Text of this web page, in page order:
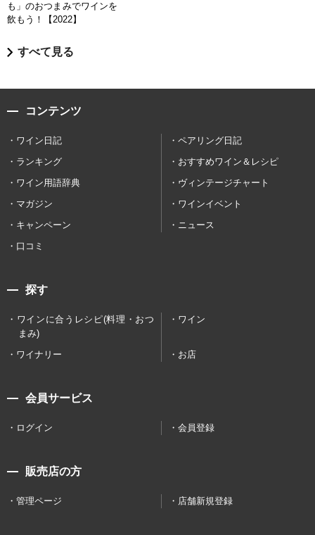
も」のおつまみでワインを
飲もう！【2022】
すべて見る
コンテンツ
ワイン日記
ペアリング日記
ランキング
おすすめワイン＆レシピ
ワイン用語辞典
ヴィンテージチャート
マガジン
ワインイベント
キャンペーン
ニュース
口コミ
探す
ワインに合うレシピ(料理・おつ
まみ)
ワイン
ワイナリー お店
会員サービス
ログイン 会員登録
販売店の方
管理ページ 店舗新規登録